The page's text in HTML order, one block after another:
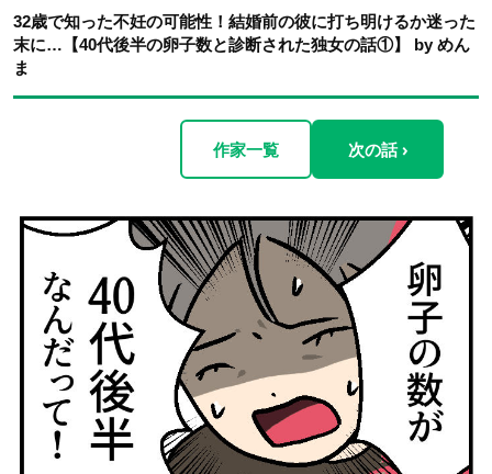
32歳で知った不妊の可能性！結婚前の彼に打ち明けるか迷った
末に…【40代後半の卵子数と診断された独女の話①】 by めん
ま
作家一覧 次の話 ›